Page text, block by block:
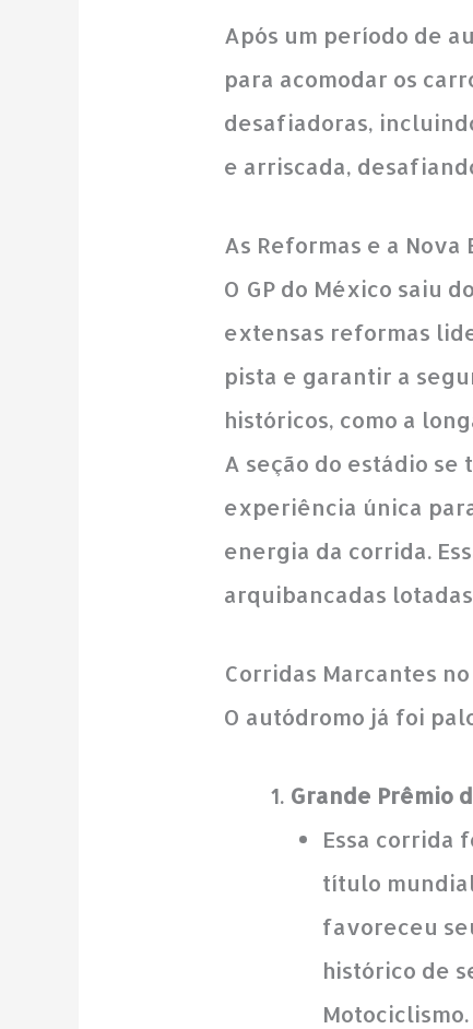
Após um período de
para acomodar os
desafiadoras,
e arriscada,
As Reformas e a Nova
O GP do México saiu
extensas reformas
pista e garantir a
históricos, como a
A seção do estádio se
experiência única
energia da corrida.
arquibancadas
Corridas Marcantes
O autódromo já foi
Grande Prêmio
Essa corrida
título
favoreceu
histórico de
Motociclismo.